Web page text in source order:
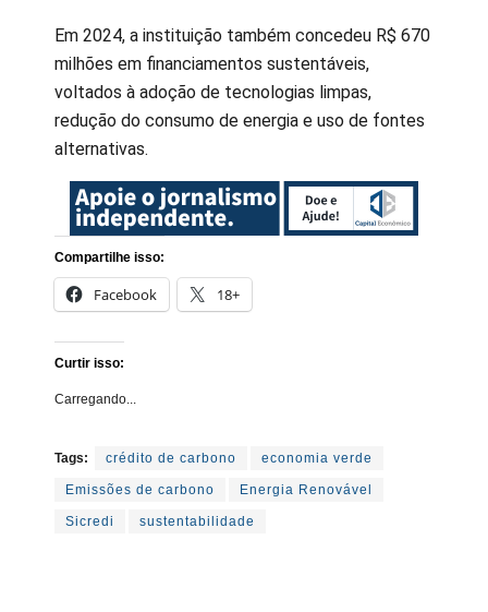
Em 2024, a instituição também concedeu R$ 670
milhões em financiamentos sustentáveis,
voltados à adoção de tecnologias limpas,
redução do consumo de energia e uso de fontes
alternativas.
Compartilhe isso:
Facebook 18+
Curtir isso:
Carregando...
Tags: crédito de carbono economia verde
Emissões de carbono Energia Renovável
Sicredi sustentabilidade